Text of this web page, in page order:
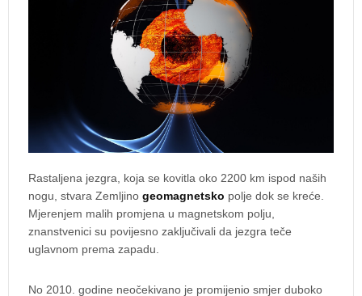
Rastaljena jezgra, koja se kovitla oko 2200 km ispod naših
nogu, stvara Zemljino geomagnetsko polje dok se kreće.
Mjerenjem malih promjena u magnetskom polju,
znanstvenici su povijesno zaključivali da jezgra teče
uglavnom prema zapadu.
No 2010. godine neočekivano je promijenio smjer duboko